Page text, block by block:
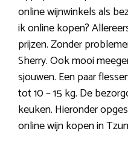
online wijnwinkels als
ik online kopen?
prijzen. Zonder
Sherry. Ook mooi
sjouwen. Een paar
tot 10 – 15 kg. De
keuken. Hieronder
online wijn kopen in